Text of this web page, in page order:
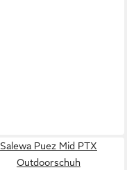
Salewa Puez Mid PTX
Outdoorschuh